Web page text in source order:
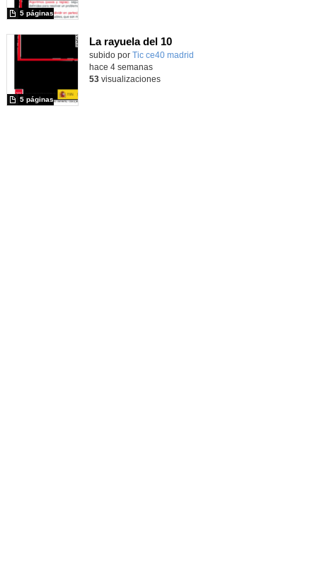
5 páginas
La rayuela del 10
subido por Tic ce40 madrid
5 páginas
hace 4 semanas
53visualizaciones